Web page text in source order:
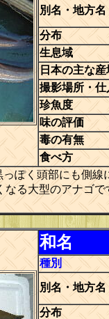
別名・地方名
分布
生息域
日本の主な産
撮影場所・仕
珍魚度
味の評価
毒の有無
食べ方
っぽく頭部にも側
なる大型のアナゴ
和名
種別
別名・地方名
分布